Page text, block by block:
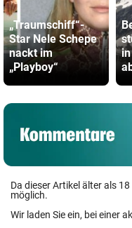
„Traumschiff“-
Star Nele Schepe
nackt im
„Playboy“
Da dieser Artikel älter als
möglich.
Wir laden Sie ein, bei einer